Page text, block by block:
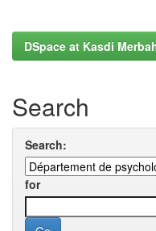
DSpace at Kasdi
Search
Search:
for